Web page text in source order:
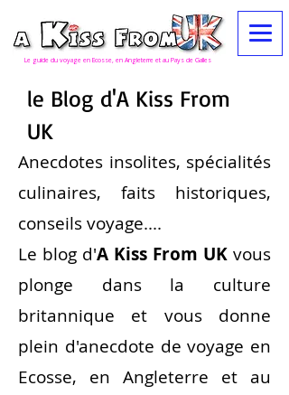
Le guide du voyage en Ecosse, en Angleterre et au Pays de Galles
le Blog d'A Kiss From
UK
Anecdotes insolites, spécialités
culinaires, faits historiques,
conseils voyage....
Le blog d'A Kiss From UK vous
plonge dans la culture
britannique et vous donne
plein d'anecdote de voyage en
Ecosse, en Angleterre et au